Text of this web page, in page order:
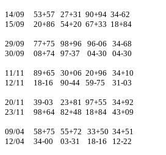
14/09 53+57 27+31 90+94 34-62
15/09 20+86 54+20 67+33 18+84
29/09 77+75 98+96 96-06 34-68
30/09 08+74 97-37 04-30 04-30
11/11 89+65 30+06 20+96 34+10
12/11 18-16 90-44 59-75 31-03
20/11 39-03 23+81 97+55 34+92
23/11 98+64 82+48 18+84 43+09
09/04 58+75 55+72 33+50 34+51
12/04 34-00 03-31 18-16 12-22